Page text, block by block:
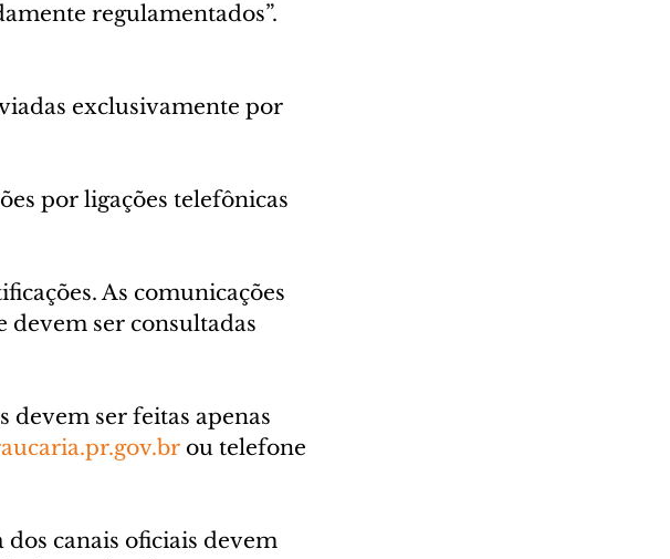
regulamentados”.
exclusivamente por
por ligações telefônicas
As comunicações
devem ser consultadas
devem ser feitas apenas
ou telefone
canais oficiais devem